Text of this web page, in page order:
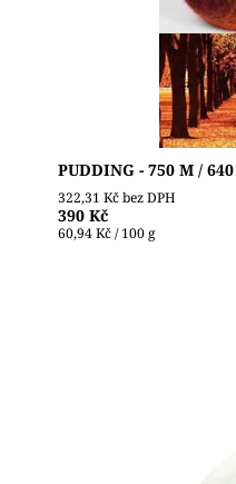
STENLI
PUDDING - 750 M /
322,31 Kč bez DPH
390 Kč
60,94 Kč / 100 g
NOVINKA!!! Revoluční
funkčního
vlákny vyrobené